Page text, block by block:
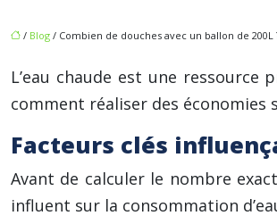
/ Blog / Combien de douches avec un ballon de 200L
L’eau chaude est une
comment réaliser des
Facteurs clés
Avant de calculer le nombre
influent sur la consommation